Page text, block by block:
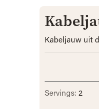
Kabeljauw uit
Servings:2